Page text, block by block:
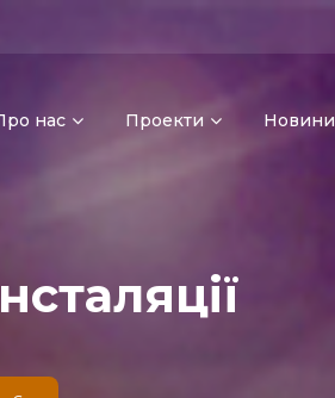
нас Проекти Новини